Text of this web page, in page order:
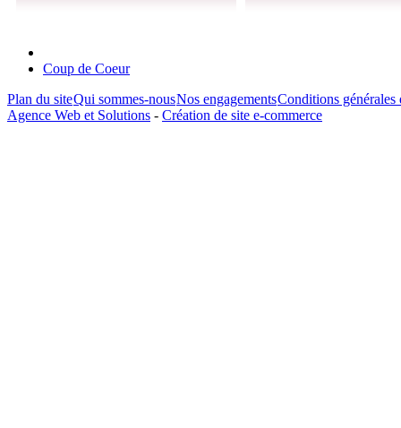
Coup de Coeur
Plan du siteQui sommes-nousNos engagementsConditions générales
Agence Web et Solutions - Création de site e-commerce